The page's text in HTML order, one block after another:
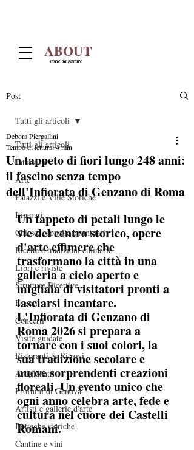
ABOUT
storie da gustare
Post
Tutti gli articoli
Interviste
Arte
Palazzi e Ville Storiche
Itinerari
Chiese, cappelle e santuari
Ricette e tradizioni culinarie
Libri e riviste
Strutture Ricettive
Eventi
Concerti
Visite guidate
Ristoranti & Ritrovi
Artigianato
Profumi di Genova
Artisti e gallerie d'arte
Botteghe storiche
Cantine e vini
Tutti gli articoli
Un tappeto di fiori lungo 248 anni:
il fascino senza tempo
dell'Infiorata di Genzano di Roma
Debora Piergallini
Tempo di lettura: 4 min
Un tappeto di petali lungo le
vie del centro storico, opere
d'arte effimere che
trasformano la città in una
galleria a cielo aperto e
migliaia di visitatori pronti a
lasciarsi incantare.
L'Infiorata di Genzano di
Roma 2026 si prepara a
tornare con i suoi colori, la
sua tradizione secolare e
nuove sorprendenti creazioni
floreali. Un evento unico che
ogni anno celebra arte, fede e
cultura nel cuore dei Castelli
Romani.